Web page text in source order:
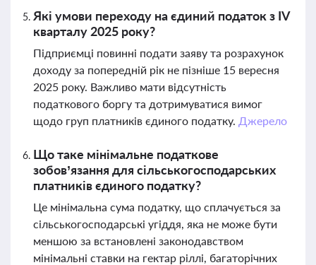
Які умови переходу на єдиний податок з IV
кварталу 2025 року?
Підприємці повинні подати заяву та розрахунок
доходу за попередній рік не пізніше 15 вересня
2025 року. Важливо мати відсутність
податкового боргу та дотримуватися вимог
щодо груп платників єдиного податку. Джерело
Що таке мінімальне податкове
зобов’язання для сільськогосподарських
платників єдиного податку?
Це мінімальна сума податку, що сплачується за
сільськогосподарські угіддя, яка не може бути
меншою за встановлені законодавством
мінімальні ставки на гектар ріллі, багаторічних